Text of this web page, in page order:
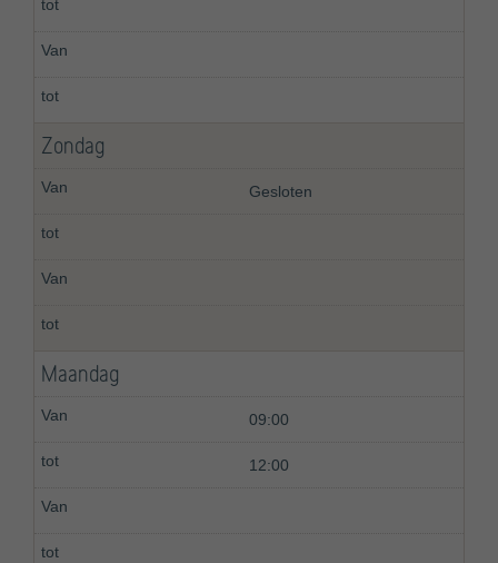
Zondag
Gesloten
Maandag
09:00
12:00